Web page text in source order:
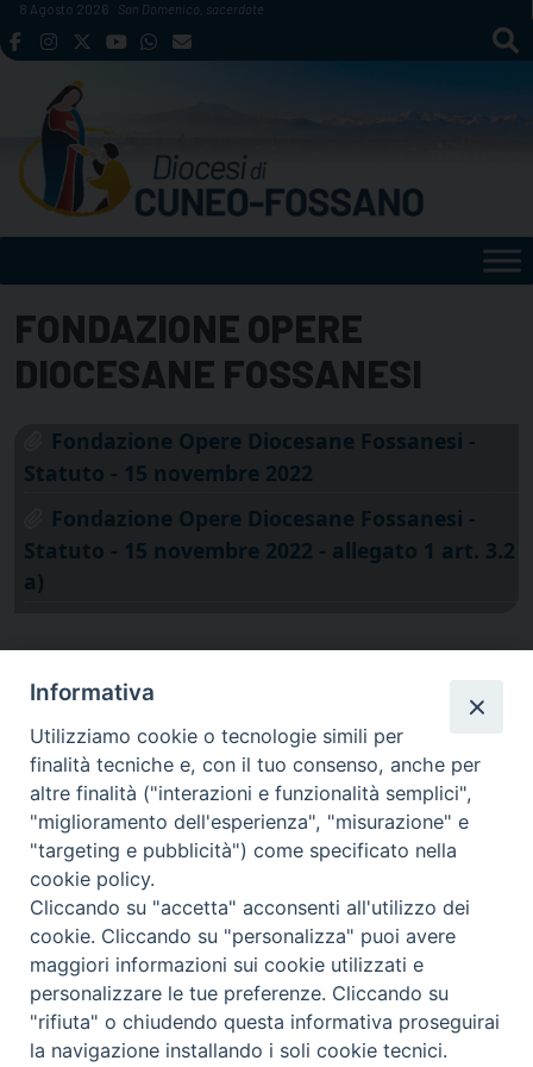
Skip
to
8 Agosto 2026 San Domenico, sacerdote
FONDAZIONE OPERE
DIOCESANE FOSSANESI
Fondazione Opere Diocesane Fossanesi -
Statuto - 15 novembre 2022
Fondazione Opere Diocesane Fossanesi -
Statuto - 15 novembre 2022 - allegato 1 art. 3.2
a)
via Amedeo Rossi, 28 - 12100 Cuneo
segreteriagenerale@diocesicuneofossano.it
c.f. 96017380047
Informativa
Utilizziamo cookie o tecnologie simili per
finalità tecniche e, con il tuo consenso, anche per
altre finalità ("interazioni e funzionalità semplici",
"miglioramento dell'esperienza", "misurazione" e
"targeting e pubblicità") come specificato nella
cookie policy.
Cliccando su "accetta" acconsenti all'utilizzo dei
cookie. Cliccando su "personalizza" puoi avere
maggiori informazioni sui cookie utilizzati e
personalizzare le tue preferenze. Cliccando su
"rifiuta" o chiudendo questa informativa proseguirai
la navigazione installando i soli cookie tecnici.